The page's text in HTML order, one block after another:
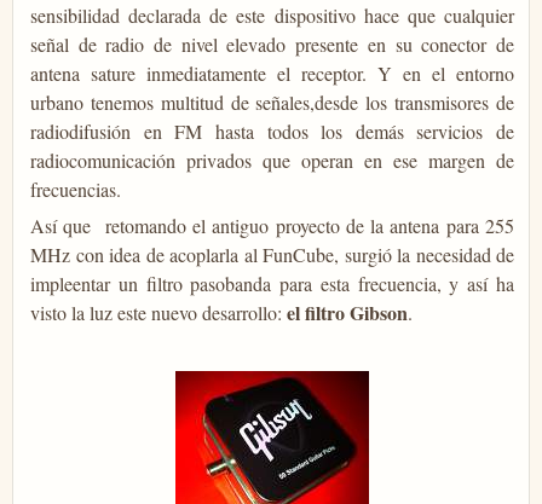
sensibilidad declarada de este dispositivo hace que cualquier
señal de radio de nivel elevado presente en su conector de
antena sature inmediatamente el receptor. Y en el entorno
urbano tenemos multitud de señales,desde los transmisores de
radiodifusión en FM hasta todos los demás servicios de
radiocomunicación privados que operan en ese margen de
frecuencias.
Así que retomando el antiguo proyecto de la antena para 255
MHz con idea de acoplarla al FunCube, surgió la necesidad de
impleentar un filtro pasobanda para esta frecuencia, y así ha
visto la luz este nuevo desarrollo: el filtro Gibson.